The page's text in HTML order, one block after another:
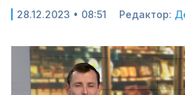
28.12.2023 • 08:51 Редактор: